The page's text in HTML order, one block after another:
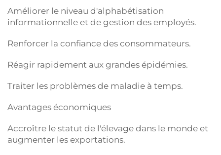
Améliorer le niveau d'alphabétisation
informationnelle et de gestion des employés.
Renforcer la confiance des consommateurs.
Réagir rapidement aux grandes épidémies.
Traiter les problèmes de maladie à temps.
Avantages économiques
Accroître le statut de l'élevage dans le monde et
augmenter les exportations.